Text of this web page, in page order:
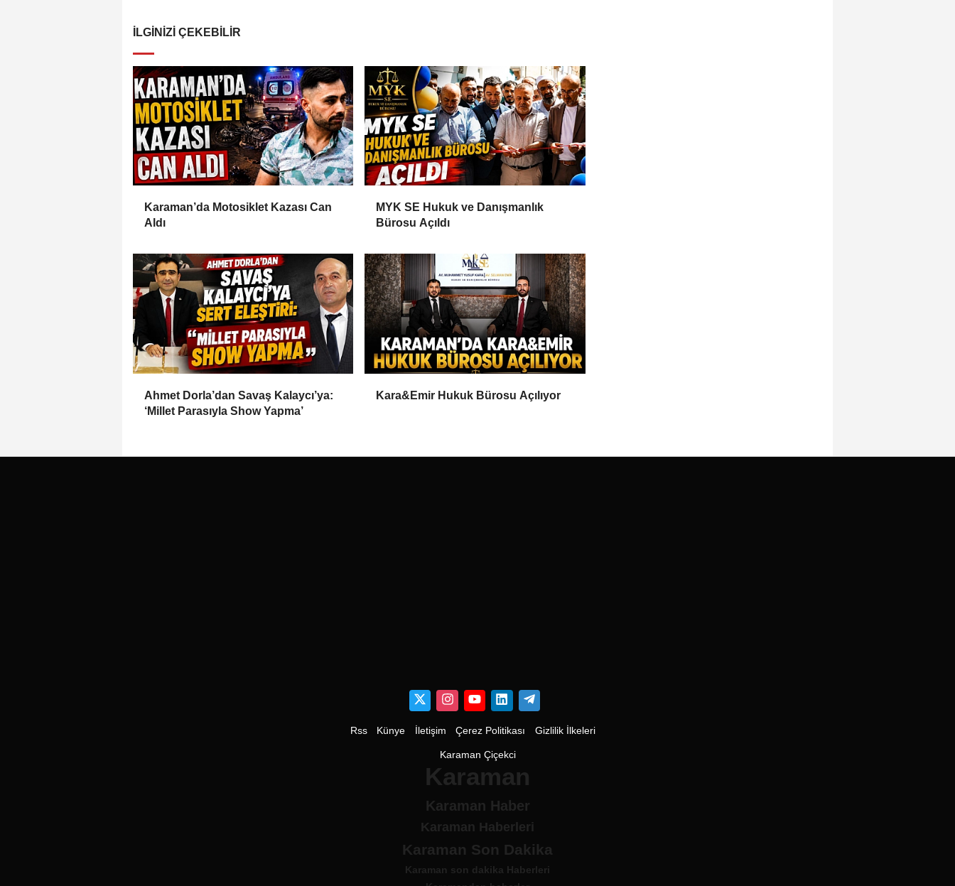
İLGINIZI ÇEKEBILIR
Karaman’da Motosiklet Kazası Can
Aldı
MYK SE Hukuk ve Danışmanlık
Bürosu Açıldı
Ahmet Dorla’dan Savaş Kalaycı’ya:
‘Millet Parasıyla Show Yapma’
Kara&Emir Hukuk Bürosu Açılıyor
Rss Künye İletişim Çerez Politikası Gizlilik İlkeleri
Karaman Çiçekci
Karaman
Karaman Haber
Karaman Haberleri
Karaman Son Dakika
Karaman son dakika Haberleri